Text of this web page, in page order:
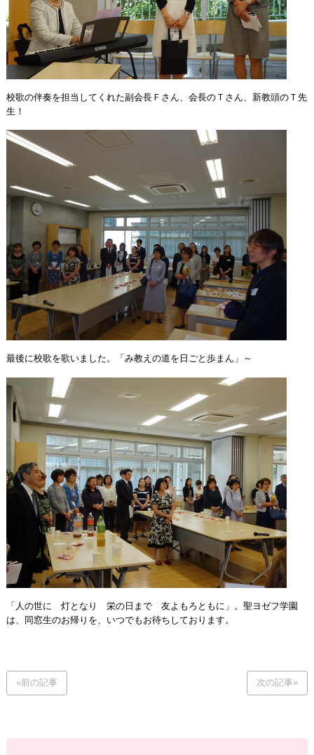
校歌の伴奏を担当してくれた副会長Ｆさん、会長のＴさん、新教頭のＴ先
生！
最後に校歌を歌いました。「み教えの道を日ごと歩まん」～
「人の世に 灯となり 栄の日まで 友よもろともに」。聖ヨゼフ学園
は、同窓生のお帰りを、いつでもお待ちしております。
«前の記事 次の記事»